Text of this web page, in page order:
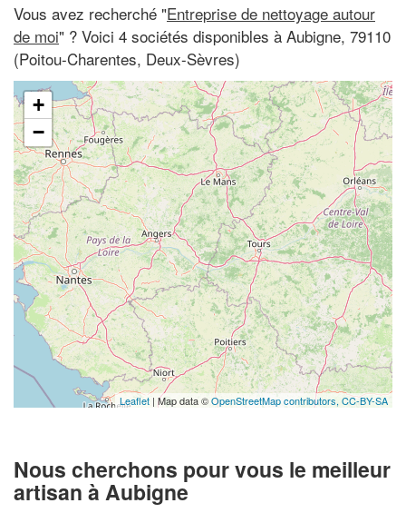
Vous avez recherché "Entreprise de nettoyage autour
de moi" ? Voici 4 sociétés disponibles à Aubigne, 79110
(Poitou-Charentes, Deux-Sèvres)
+
−
Leaflet | Map data ©OpenStreetMap contributors, CC-BY-SA
Nous cherchons pour vous le meilleur
artisan à Aubigne